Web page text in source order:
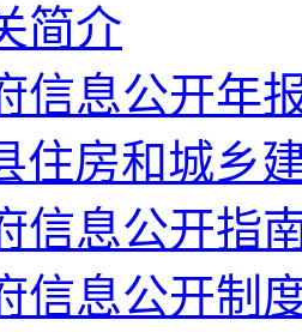
简介
信息公开年
住房和城乡
信息公开指
信息公开制